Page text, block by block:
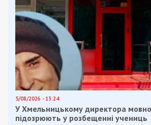
Facebook
Telegram
Twitter Viber
Категории: Гроші| Метки:
экономические новости
Рекламні блоки дають
залишатися незалежними